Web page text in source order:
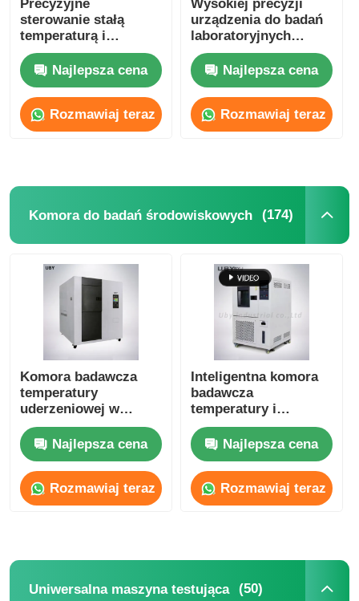
Precyzyjne
sterowanie stałą
temperaturą i
wilgotnością komory
IEC60068 GJB150 JIS
C60068
Najlepsza cena
Rozmawiaj teraz
Wysokiej precyzji
urządzenia do badań
laboratoryjnych
SUS304 UP-6122 100L
Ozon starzenia
komory badawczej
Najlepsza cena
Rozmawiaj teraz
Komora do badań środowiskowych (174)
Komora badawcza
temperatury
uderzeniowej w
dwóch strefach z
niezależną kontrolą
wilgotności
Najlepsza cena
Rozmawiaj teraz
Inteligentna komora
badawcza
temperatury i
wilgotności Łatwo
obsługiwana komora
badawcza
klimatyczna
Najlepsza cena
Rozmawiaj teraz
Uniwersalna maszyna testująca (50)